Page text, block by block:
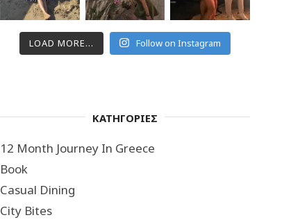
LOAD MORE... Follow on Instagram
ΚΑΤΗΓΟΡΙΕΣ
12 Month Journey In Greece
Book
Casual Dining
City Bites